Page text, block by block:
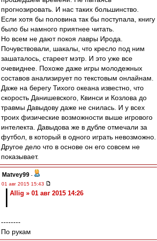
прогнозировать. И нас таких большинство.
Если хотя бы половина так бы поступала, книгу
было бы намного приятнее читать.
Но всем не дают покоя лавры Ирода.
Почувствовали, шакалы, что кресло под ним
зашаталось, стареет мэтр. И это уже все
очевиднее. Похоже даже игры молодежных
составов анализирует по текстовым онлайнам.
Даже на берегу Тихого океана известно, что
скорость Данишевского, Квинси и Козлова до
травмы Давыдову даже не снилась. И у всех
троих физические возможности выше игрового
интелекта. Давыдова же в дубле отмечали за
футбол, в который в одного играть невозможно.
Другое дело что в основе он его совсем не
показывает.
Matvey99 -
01 авг 2015 15:43
Allig » 01 авг 2015 14:26
--------
По рукам